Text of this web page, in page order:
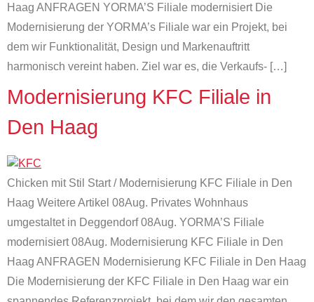
Haag ANFRAGEN YORMA’S Filiale modernisiert Die
Modernisierung der YORMA’s Filiale war ein Projekt, bei
dem wir Funktionalität, Design und Markenauftritt
harmonisch vereint haben. Ziel war es, die Verkaufs- […]
Modernisierung KFC Filiale in
Den Haag
Chicken mit Stil Start / Modernisierung KFC Filiale in Den
Haag Weitere Artikel 08Aug. Privates Wohnhaus
umgestaltet in Deggendorf 08Aug. YORMA’S Filiale
modernisiert 08Aug. Modernisierung KFC Filiale in Den
Haag ANFRAGEN Modernisierung KFC Filiale in Den Haag
Die Modernisierung der KFC Filiale in Den Haag war ein